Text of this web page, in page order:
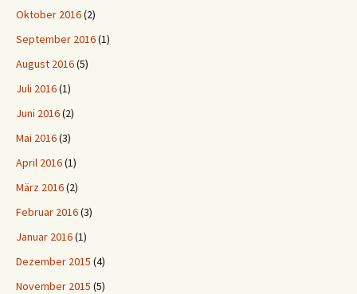
Oktober 2016(2)
September 2016(1)
August 2016(5)
Juli 2016(1)
Juni 2016(2)
Mai 2016(3)
April 2016(1)
März 2016(2)
Februar 2016(3)
Januar 2016(1)
Dezember 2015 (4)
November 2015 (5)